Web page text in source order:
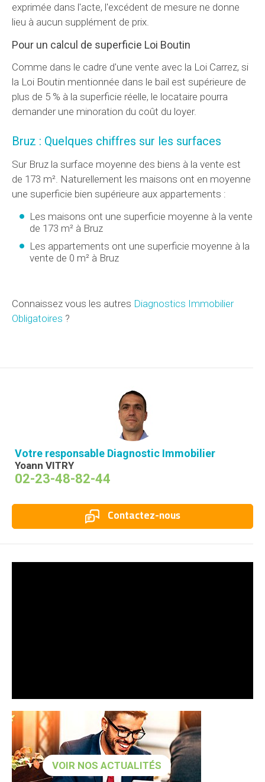
exprimée dans l'acte, l'excédent de mesure ne donne
lieu à aucun supplément de prix.
Pour un calcul de superficie Loi Boutin
Comme dans le cadre d'une vente avec la Loi Carrez, si
la Loi Boutin mentionnée dans le bail est supérieure de
plus de 5 % à la superficie réelle, le locataire pourra
demander une minoration du coût du loyer.
Bruz : Quelques chiffres sur les surfaces
Sur Bruz la surface moyenne des biens à la vente est
de 173 m². Naturellement les maisons ont en moyenne
une superficie bien supérieure aux appartements :
Les maisons ont une superficie moyenne à la vente
de 173 m² à Bruz
Les appartements ont une superficie moyenne à la
vente de 0 m² à Bruz
Connaissez vous les autres Diagnostics Immobilier
Obligatoires ?
Votre responsable Diagnostic Immobilier
Yoann VITRY
02-23-48-82-44
Contactez-nous
VOIR NOS ACTUALITÉS